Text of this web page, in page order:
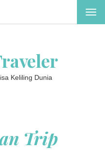
Keliling Dunia
Trip